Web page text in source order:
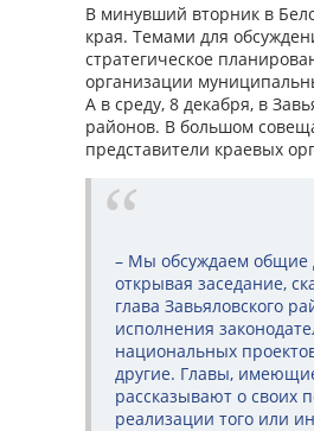
В минувший вторник в
края. Темами для
стратегическое
организации
А в среду, 8 декабря, в
районов. В большом
представители краевых
– Мы обсуждаем общие
открывая заседание,
глава Завьяловского
исполнения
национальных
другие. Главы,
рассказывают о своих
реализации того или